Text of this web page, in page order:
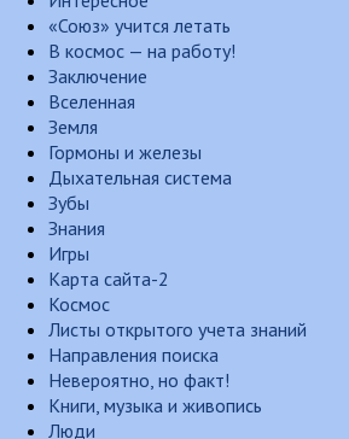
«Союз» учится летать
В космос — на работу!
Заключение
Вселенная
Земля
Гормоны и железы
Дыхательная система
Зубы
Знания
Игры
Карта сайта-2
Космос
Листы открытого учета знаний
Направления поиска
Невероятно, но факт!
Книги, музыка и живопись
Люди